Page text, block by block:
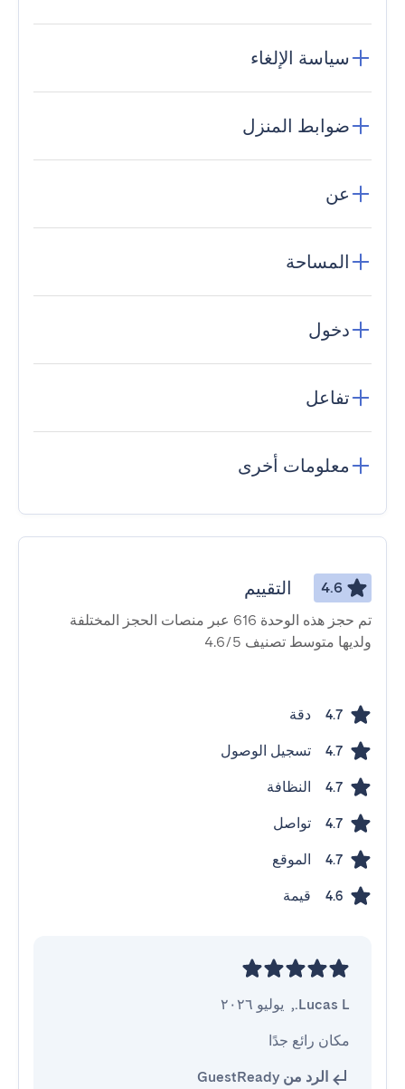
سياسة الإلغاء
ضوابط المنزل
عن
المساحة
دخول
تفاعل
معلومات أخرى
4.6 التقييم
تم حجز هذه الوحدة 616 عبر منصات الحجز المختلفة
ولديها متوسط ​​تصنيف 4.6/5
4.7 دقة
4.7 تسجيل الوصول
4.7 النظافة
4.7 تواصل
4.7 الموقع
4.6 قيمة
Lucas L.
, يوليو ٢٠٢٦
مكان رائع جدًا
الرد من GuestReady